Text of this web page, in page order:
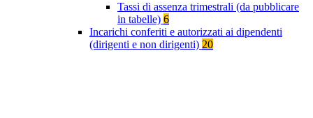
Tassi di assenza trimestrali (da pubblicare
in tabelle) 6
Incarichi conferiti e autorizzati ai dipendenti
(dirigenti e non dirigenti) 20